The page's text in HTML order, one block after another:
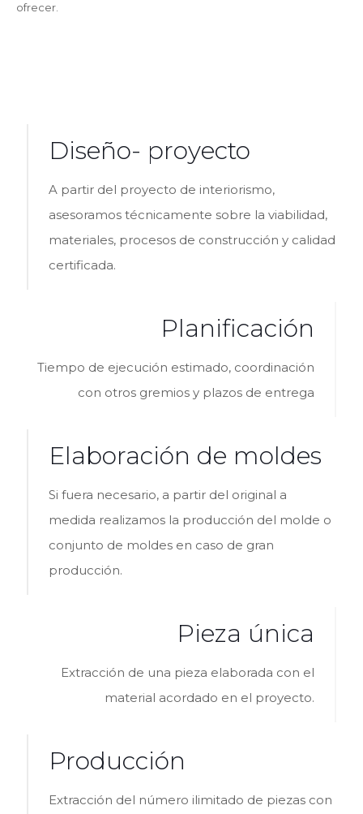
ofrecer.
Diseño- proyecto
A partir del proyecto de interiorismo,
asesoramos técnicamente sobre la viabilidad,
materiales, procesos de construcción y calidad
certificada.
Planificación
Tiempo de ejecución estimado, coordinación
con otros gremios y plazos de entrega
Elaboración de moldes
Si fuera necesario, a partir del original a
medida realizamos la producción del molde o
conjunto de moldes en caso de gran
producción.
Pieza única
Extracción de una pieza elaborada con el
material acordado en el proyecto.
Producción
Extracción del número ilimitado de piezas con